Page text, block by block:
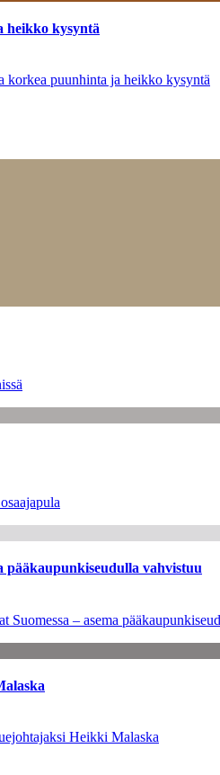
heikko kysyntä
korkea puunhinta ja heikko kysyntä
pääkaupunkiseudulla vahvistuu
– asema
Heikki Malaska